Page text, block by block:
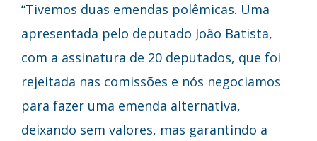
“Tivemos duas emendas polêmicas. Uma
apresentada pelo deputado João Batista,
com a assinatura de 20 deputados, que foi
rejeitada nas comissões e nós negociamos
para fazer uma emenda alternativa,
deixando sem valores, mas garantindo a